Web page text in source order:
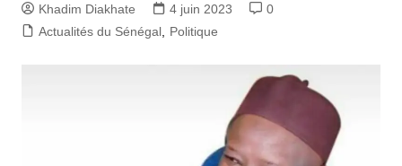
Khadim Diakhate 4 juin 2023
0
Actualités du Sénégal, Politique